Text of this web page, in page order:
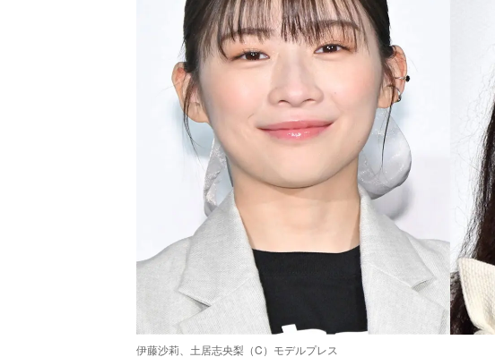
伊藤沙莉、土居志央梨（C）モデルプレス